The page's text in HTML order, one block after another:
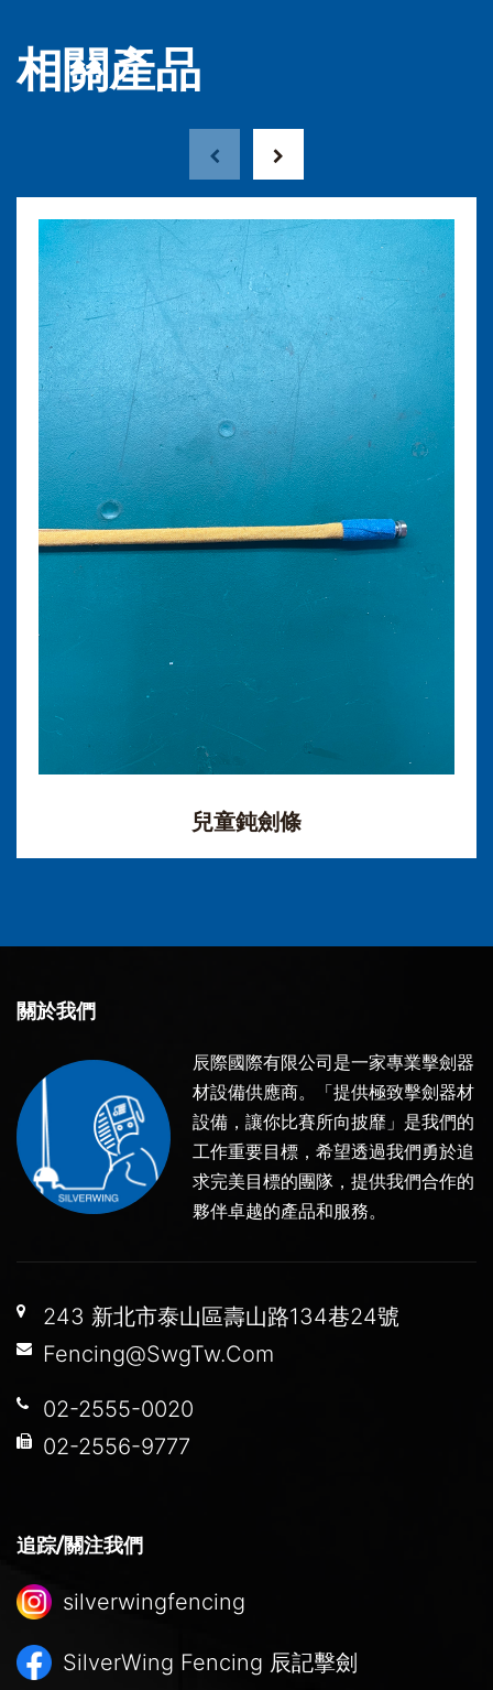
相關產品
兒童鈍劍條
關於我們
辰際國際有限公司是一家專業擊劍器
材設備供應商。「提供極致擊劍器材
設備，讓你比賽所向披靡」是我們的
工作重要目標，希望透過我們勇於追
求完美目標的團隊，提供我們合作的
夥伴卓越的產品和服務。
243 新北市泰山區壽山路134巷24號
Fencing@SwgTw.Com
02-2555-0020
02-2556-9777
追踪/關注我們
silverwingfencing
SilverWing Fencing 辰記擊劍